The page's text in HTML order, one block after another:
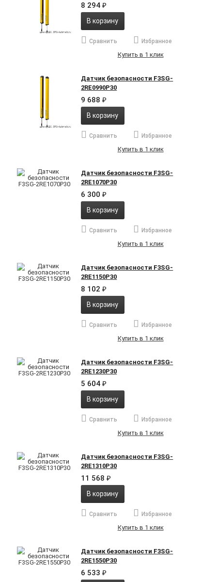
8 294₽
В корзину
Сравнить Избранное
Купить в 1 клик
Датчик безопасности F3SG-
2RE0990P30
9 688₽
В корзину
Сравнить Избранное
Купить в 1 клик
Датчик безопасности F3SG-
2RE1070P30
6 300₽
В корзину
Сравнить Избранное
Купить в 1 клик
Датчик безопасности F3SG-
2RE1150P30
8 102₽
В корзину
Сравнить Избранное
Купить в 1 клик
Датчик безопасности F3SG-
2RE1230P30
5 604₽
В корзину
Сравнить Избранное
Купить в 1 клик
Датчик безопасности F3SG-
2RE1310P30
11 568₽
В корзину
Сравнить Избранное
Купить в 1 клик
Датчик безопасности F3SG-
2RE1550P30
6 533₽